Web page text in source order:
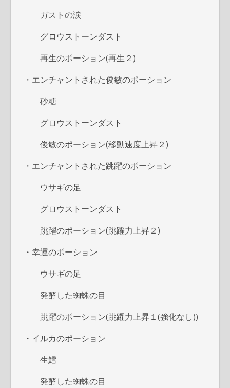
ガストの涙
グロウストーンダスト
再生のポーション(再生２)
・エンチャントされた俊敏のポーション
砂糖
グロウストーンダスト
俊敏のポーション(移動速度上昇２)
・エンチャントされた跳躍のポーション
ウサギの足
グロウストーンダスト
跳躍のポーション(跳躍力上昇２)
・幸運のポーション
ウサギの足
発酵した蜘蛛の目
跳躍のポーション(跳躍力上昇１(強化なし))
・イルカのポーション
生鱈
発酵した蜘蛛の目